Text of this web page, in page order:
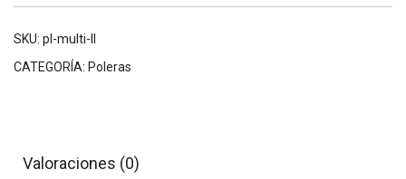
SKU: pl-multi-II
CATEGORÍA: Poleras
Valoraciones (0)